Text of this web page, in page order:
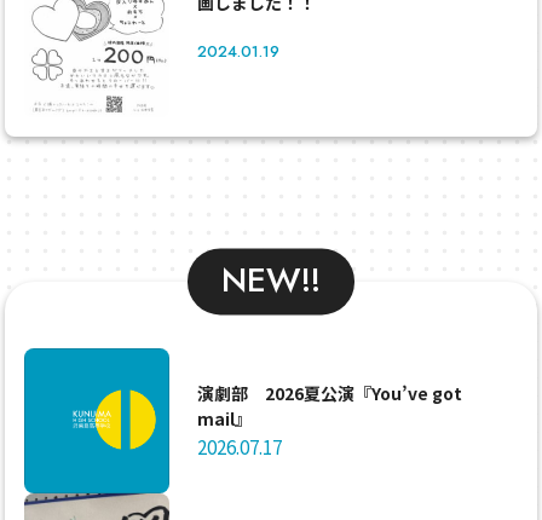
2024.01.19
NEW!!
演劇部 2026夏公演『You’ve got
mail』
2026.07.17